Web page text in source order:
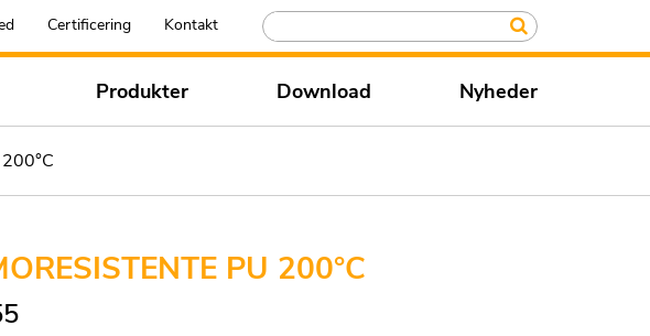
Certificering Kontakt
Produkter Download Nyheder
PU 200°C